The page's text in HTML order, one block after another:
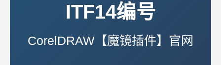
ITF14编号
CorelDRAW【魔镜插件】官网